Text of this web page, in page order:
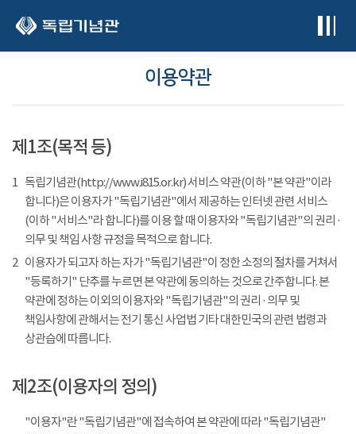
이용약관
제1조(목적 등)
1 독립기념관(http://www.i815.or.kr) 서비스 약관(이하 "본 약관"이라
합니다)은 이용자가 "독립기념관"에서 제공하는 인터넷 관련 서비스
(이하 "서비스"라 합니다)를 이용 할 때 이용자와 "독립기념관"의 권리 ·
의무 및 책임 사항 규정을 목적으로 합니다.
2 이용자가 되고자 하는 자가 "독립기념관"이 정한 소정의 절차를 거쳐서
"등록하기" 단추를 누르면 본 약관에 동의하는 것으로 간주합니다. 본
약관에 정하는 이외의 이용자와 "독립기념관"의 권리 · 의무 및
책임사항에 관해서는 전기 통신 사업법 기타 대한민국의 관련 법령과
상관습에 따릅니다.
제2조(이용자의 정의)
"이용자"란 "독립기념관"에 접속하여 본 약관에 따라 "독립기념관"